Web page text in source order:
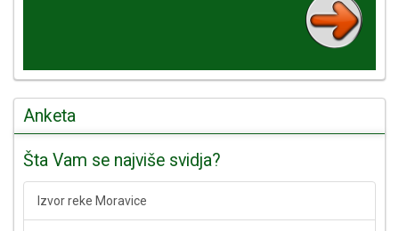
Anketa
Šta Vam se najviše svidja?
Izvor reke Moravice